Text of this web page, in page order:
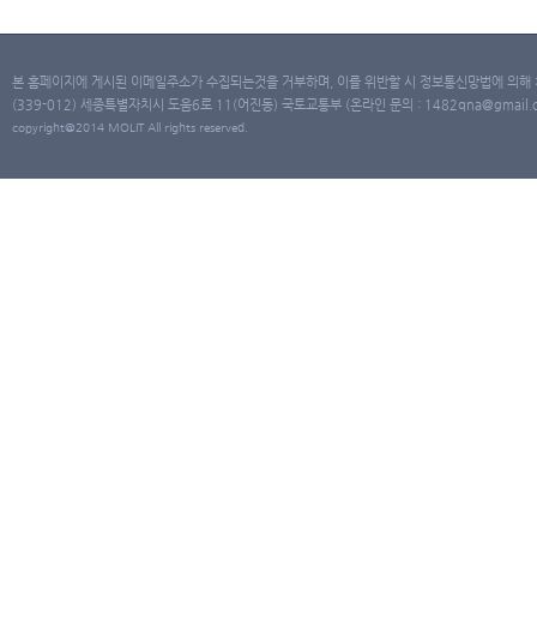
본 홈페이지에 게시된 이메일주소가 수집되는것을 거부하며, 이를 위반할 시 정보통신망법에 의
(339-012) 세종특별자치시 도움6로 11(어진동) 국토교통부 (온라인 문의 :
copyright@2014 MOLIT All rights reserved.